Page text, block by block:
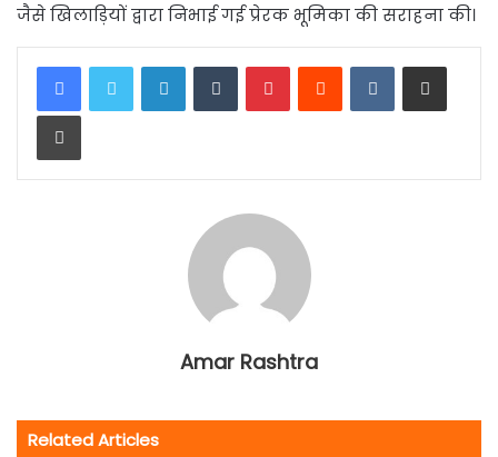
जैसे खिलाड़ियों द्वारा निभाई गई प्रेरक भूमिका की सराहना की।
LinkedInTumblrPinterestReddit VKontakteShare via Email
Print
Amar Rashtra
Related Articles